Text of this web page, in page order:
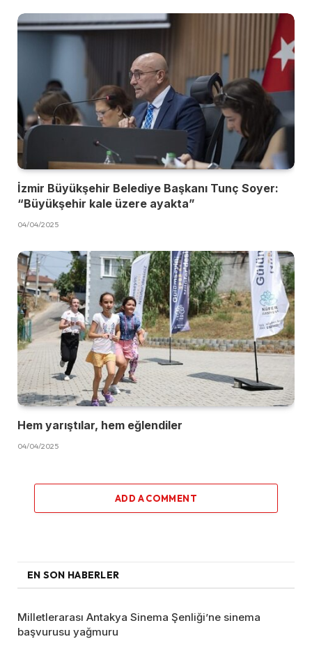
İzmir Büyükşehir Belediye Başkanı Tunç Soyer:
“Büyükşehir kale üzere ayakta”
04/04/2025
Hem yarıştılar, hem eğlendiler
04/04/2025
ADD A COMMENT
EN SON HABERLER
Milletlerarası Antakya Sinema Şenliği’ne sinema
başvurusu yağmuru